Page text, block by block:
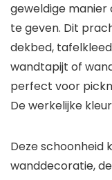
geweldige manier
te geven. Dit
dekbed,
wandtapijt of
perfect voor
De werkelijke
Deze schoonheid
wanddecoratie,